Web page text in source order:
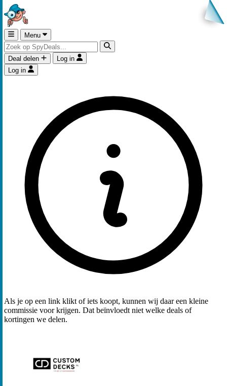
Menu
Deal delen
Log in
Log in
Als je op een link klikt of iets koopt, kunnen wij daar een kleine
commissie voor krijgen. Dat beïnvloedt niet welke deals of
kortingen we delen.